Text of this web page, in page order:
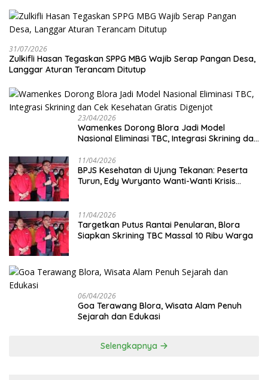
31/07/2026
Zulkifli Hasan Tegaskan SPPG MBG Wajib Serap Pangan Desa,
Langgar Aturan Terancam Ditutup
23/04/2026
Wamenkes Dorong Blora Jadi Model
Nasional Eliminasi TBC, Integrasi Skrining dan
11/04/2026
BPJS Kesehatan di Ujung Tekanan: Peserta
Turun, Edy Wuryanto Wanti-Wanti Krisis
11/04/2026
‎Targetkan Putus Rantai Penularan, Blora
Siapkan Skrining TBC Massal 10 Ribu Warga
06/04/2026
Goa Terawang Blora, Wisata Alam Penuh
Sejarah dan Edukasi
Selengkapnya